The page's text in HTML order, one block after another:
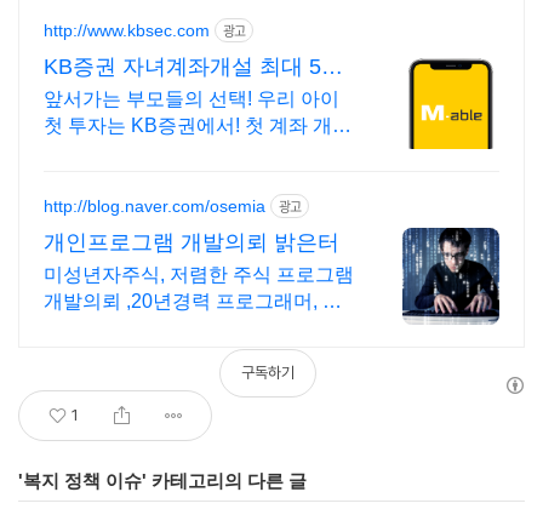
http://www.kbsec.com 광고
KB증권 자녀계좌개설 최대 5만
원 주식쿠폰
앞서가는 부모들의 선택! 우리 아이
첫 투자는 KB증권에서! 첫 계좌 개설
http://blog.naver.com/osemia 광고
개인프로그램 개발의뢰 밝은터
미성년자주식, 저렴한 주식 프로그램
개발의뢰 ,20년경력 프로그래머, 책
1
구독하기
'복지 정책 이슈' 카테고리의 다른 글